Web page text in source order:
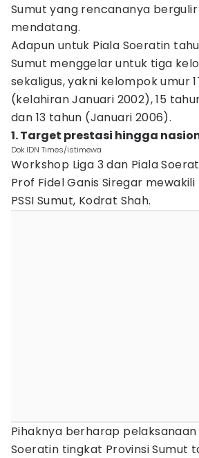
Sumut yang rencananya
mendatang.
Adapun untuk Piala Soeratin
Sumut menggelar untuk tiga
sekaligus, yakni kelompok umur
(kelahiran Januari 2002), 15
dan 13 tahun (Januari 2006).
1. Target prestasi hingga
Dok.IDN Times/istimewa
Workshop Liga 3 dan Piala
Prof Fidel Ganis Siregar
PSSI Sumut, Kodrat Shah.
Pihaknya berharap pelaksanaan
Soeratin tingkat Provinsi Sumut